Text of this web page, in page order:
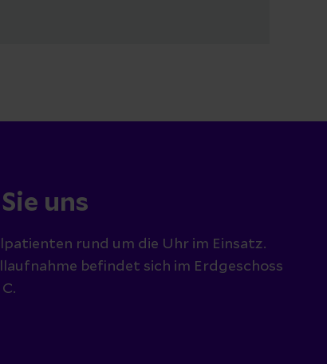
uns
rund um die Uhr im Einsatz.
befindet sich im Erdgeschoss